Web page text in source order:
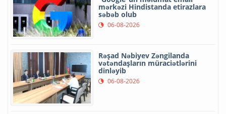
mərkəzi Hindistanda etirazlara
səbəb olub
06-08-2026
Rəşad Nəbiyev Zəngilanda
vətəndaşların müraciətlərini
dinləyib
06-08-2026